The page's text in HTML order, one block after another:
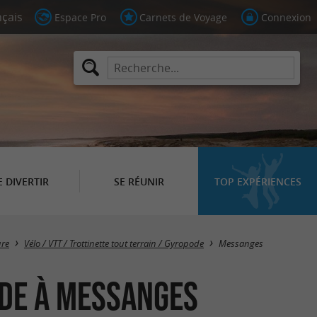
Espace Pro Carnets de Voyage Connexion
DIVERTIR SE RÉUNIR TOP EXPÉRIENCES
Masquer la carte
Vélo / VTT / Trottinette tout terrain / Gyropode Messanges
à Messanges